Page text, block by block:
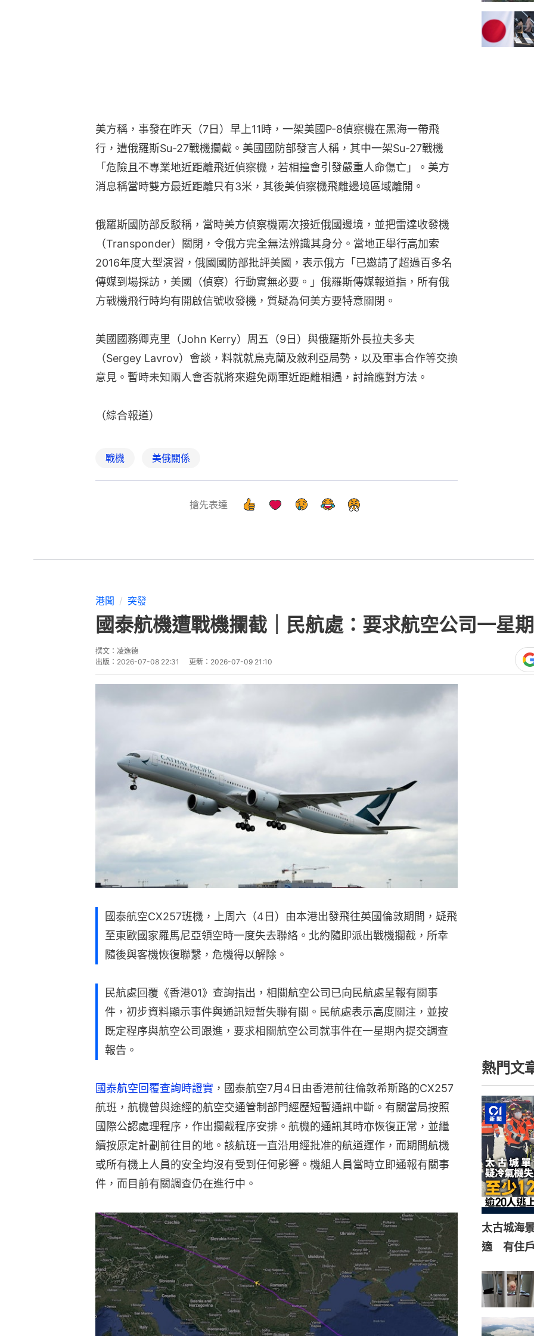
美方稱，事發在昨天（7日）早上11時，一架美國P-8偵察機在黑海一帶飛
行，遭俄羅斯Su-27戰機攔截。美國國防部發言人稱，其中一架Su-27戰機
「危險且不專業地近距離飛近偵察機，若相撞會引發嚴重人命傷亡」。美方
消息稱當時雙方最近距離只有3米，其後美偵察機飛離邊境區域離開。
俄羅斯國防部反駁稱，當時美方偵察機兩次接近俄國邊境，並把雷達收發機
（Transponder）關閉，令俄方完全無法辨識其身分。當地正舉行高加索
2016年度大型演習，俄國國防部批評美國，表示俄方「已邀請了超過百多名
傳媒到場採訪，美國（偵察）行動實無必要。」俄羅斯傳媒報道指，所有俄
方戰機飛行時均有開啟信號收發機，質疑為何美方要特意關閉。
美國國務卿克里（John Kerry）周五（9日）與俄羅斯外長拉夫多夫
（Sergey Lavrov）會談，料就就烏克蘭及敘利亞局勢，以及軍事合作等交換
意見。暫時未知兩人會否就將來避免兩軍近距離相遇，討論應對方法。
（綜合報道）
戰機 美俄關係
搶先表達
港聞 突發
國泰航機遭戰機攔截｜民航處：要求航空公司一星
撰文： 凌逸德
出版： 2026-07-08 22:31 更新： 2026-07-09 21:10
國泰航空CX257班機，上周六（4日）由本港出發飛往英國倫敦期間，疑飛
至東歐國家羅馬尼亞領空時一度失去聯絡。北約隨即派出戰機攔截，所幸
隨後與客機恢復聯繫，危機得以解除。
民航處回覆《香港01》查詢指出，相關航空公司已向民航處呈報有關事
件，初步資料顯示事件與通訊短暫失聯有關。民航處表示高度關注，並按
既定程序與航空公司跟進，要求相關航空公司就事件在一星期內提交調查
報告。
國泰航空回覆查詢時證實 ，國泰航空7月4日由香港前往倫敦希斯路的CX257
航班，航機曾與途經的航空交通管制部門經歷短暫通訊中斷。有關當局按照
國際公認處理程序，作出攔截程序安排。航機的通訊其時亦恢復正常，並繼
續按原定計劃前往目的地。該航班一直沿用經批准的航道運作，而期間航機
或所有機上人員的安全均沒有受到任何影響。機組人員當時立即通報有關事
件，而目前有關調查仍在進行中。
熱門文
太古城海
適 有住